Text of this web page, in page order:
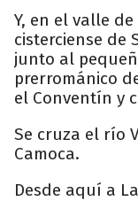
Y, en el valle
cisterciense de
junto al
prerrománico
el Conventín y
Se cruza el río
Camoca.
Desde aquí a